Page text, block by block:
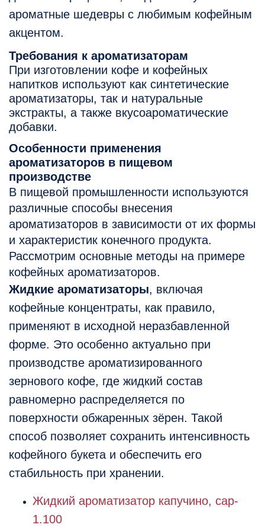
ароматные шедевры с любимым кофейным
акцентом.
Требования к ароматизаторам
При изготовлении кофе и кофейных
напитков используют как синтетические
ароматизаторы, так и натуральные
экстракты, а также вкусоароматические
добавки.
Особенности применения
ароматизаторов в пищевом
производстве
В пищевой промышленности используются
различные способы внесения
ароматизаторов в зависимости от их формы
и характеристик конечного продукта.
Рассмотрим основные методы на примере
кофейных ароматизаторов.
Жидкие ароматизаторы, включая
кофейные концентраты, как правило,
применяют в исходной неразбавленной
форме. Это особенно актуально при
производстве ароматизированного
зернового кофе, где жидкий состав
равномерно распределяется по
поверхности обжаренных зёрен. Такой
способ позволяет сохранить интенсивность
кофейного букета и обеспечить его
стабильность при хранении.
Жидкий ароматизатор капучино, cap-
1.100